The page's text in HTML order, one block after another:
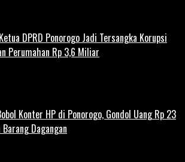
DPRD Ponorogo Jadi Tersangka Korupsi
Perumahan Rp 3,6 Miliar
Konter HP di Ponorogo, Gondol Uang Rp 23
Dagangan